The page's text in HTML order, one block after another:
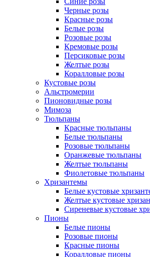
Черные розы
Красные розы
Белые розы
Розовые розы
Кремовые розы
Персиковые розы
Желтые розы
Коралловые розы
Кустовые розы
Альстромерии
Пионовидные розы
Мимоза
Тюльпаны
Красные тюльпаны
Белые тюльпаны
Розовые тюльпаны
Оранжевые тюльпаны
Желтые тюльпаны
Фиолетовые тюльпаны
Хризантемы
Белые кустовые
Желтые кустовые
Сиреневые кустовые
Пионы
Белые пионы
Розовые пионы
Красные пионы
Коралловые пионы